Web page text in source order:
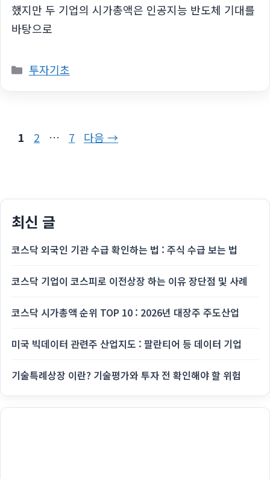
했지만 두 기업의 시가총액은 인공지능 반도체 기대를
바탕으로
카
투자기초
페
1
페
2 …
페
7 다음 →
최신 글
코스닥 외국인 기관 수급 확인하는 법 : 주식 수급 보는 법
코스닥 기업이 코스피로 이전상장 하는 이유 장단점 및 사례
코스닥 시가총액 순위 TOP 10 : 2026년 대장주 주도산업
미국 빅데이터 관련주 산업지도 : 팔란티어 등 데이터 기업
기술특례상장 이란? 기술평가와 투자 전 확인해야 할 위험